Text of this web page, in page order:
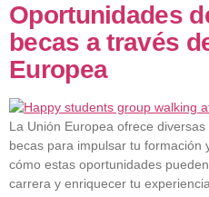
Oportunidades
becas a través
Europea
La Unión Europea ofrece
becas para impulsar tu formación
cómo estas oportunidades
carrera y enriquecer tu